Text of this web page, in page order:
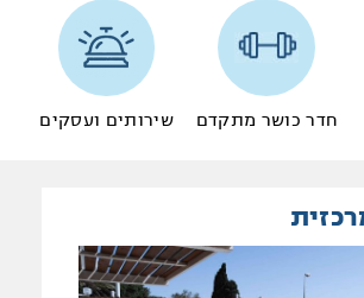
חדר כושר מתקדם שירותים ועסקים